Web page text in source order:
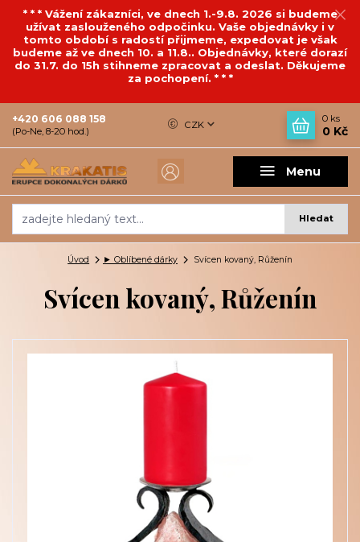
* * * Vážení zákazníci, ve dnech 1.-9.8. 2026 si budeme
užívat zaslouženého odpočinku. Vaše objednávky i v
tomto období s radostí přijmeme, expedovat je však
budeme až ve dnech 10. a 11.8.. Objednávky, které dorazí
do 31.7. do 15h stihneme zpracovat a odeslat. Děkujeme
za pochopení. * * *
Menu
CZK
Hledat
+420 606 088 158
(Po-Ne, 8-20 hod.)
0 ks
0 Kč
Úvod ► Oblíbené dárky Svícen kovaný, Růženín
Svícen kovaný, Růženín